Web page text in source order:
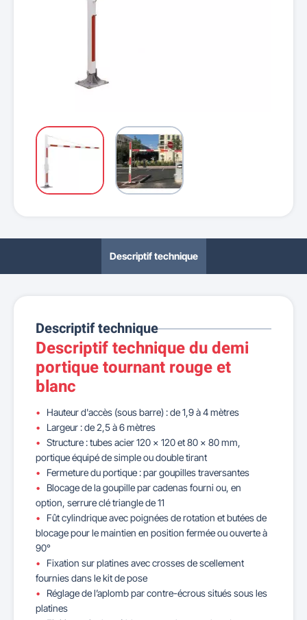
Descriptif technique
Descriptif technique
Descriptif technique du demi
portique tournant rouge et
blanc
Hauteur d'accès (sous barre) : de 1,9 à 4 mètres
Largeur : de 2,5 à 6 mètres
Structure : tubes acier 120 x 120 et 80 x 80 mm,
portique équipé de simple ou double tirant
Fermeture du portique : par goupilles traversantes
Blocage de la goupille par cadenas fourni ou, en
option, serrure clé triangle de 11
Fût cylindrique avec poignées de rotation et butées de
blocage pour le maintien en position fermée ou ouverte à
90°
Fixation sur platines avec crosses de scellement
fournies dans le kit de pose
Réglage de l’aplomb par contre-écrous situés sous les
platines